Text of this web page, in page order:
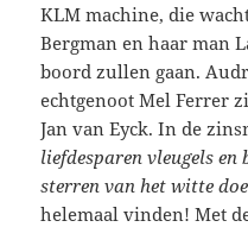
KLM machine, die
Bergman en haar man
boord zullen gaan.
echtgenoot Mel Ferrer
Jan van Eyck. In de
liefdesparen vleugels
sterren van het witte
helemaal vinden! Met